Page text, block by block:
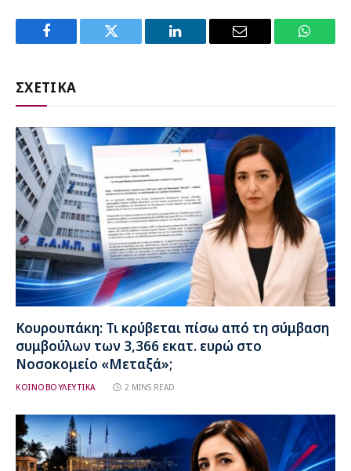
Facebook Twitter LinkedIn Email
ΣΧΕΤΙΚΑ
Κουρουπάκη: Τι κρύβεται πίσω από τη σύμβαση
συμβούλων των 3,366 εκατ. ευρώ στο
Νοσοκομείο «Μεταξά»;
ΚΟΙΝΟΒΟΥΛΕΥΤΙΚΑ 2 MINS READ